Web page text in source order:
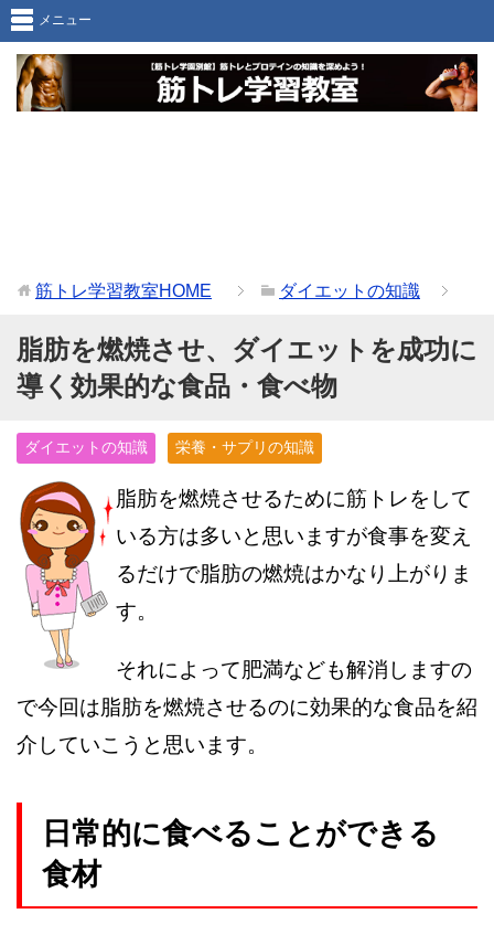
メニュー
筋トレ学習教室HOME ダイエットの知識
脂肪を燃焼させ、ダイエットを成功に
導く効果的な食品・食べ物
ダイエットの知識 栄養・サプリの知識
脂肪を燃焼させるために筋トレをして
いる方は多いと思いますが食事を変え
るだけで脂肪の燃焼はかなり上がりま
す。
それによって肥満なども解消しますの
で今回は脂肪を燃焼させるのに効果的な食品を紹
介していこうと思います。
日常的に食べることができる
食材